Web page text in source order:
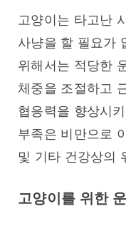
고양이는 타고난
사냥을 할 필요가
위해서는 적당한
체중을 조절하고
협응력을 향상시
부족은 비만으로
및 기타 건강상의
고양이를 위한